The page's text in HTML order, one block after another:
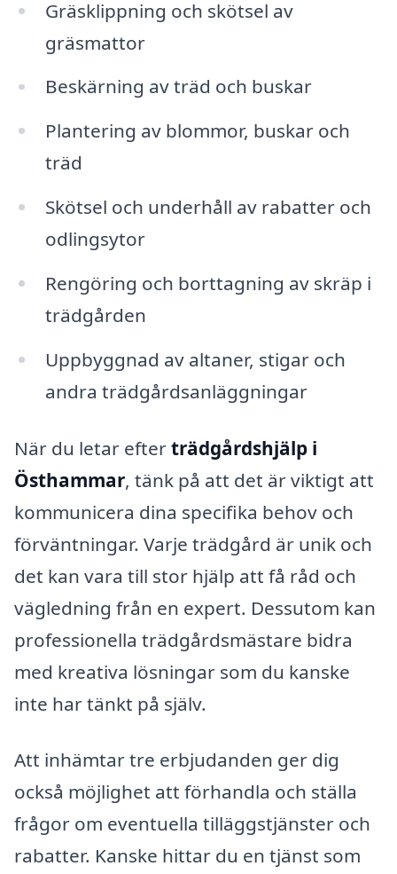
Gräsklippning och skötsel av
gräsmattor
Beskärning av träd och buskar
Plantering av blommor, buskar och
träd
Skötsel och underhåll av rabatter och
odlingsytor
Rengöring och borttagning av skräp i
trädgården
Uppbyggnad av altaner, stigar och
andra trädgårdsanläggningar
När du letar efterträdgårdshjälp i
Östhammar, tänk på att det är viktigt att
kommunicera dina specifika behov och
förväntningar. Varje trädgård är unik och
det kan vara till stor hjälp att få råd och
vägledning från en expert. Dessutom kan
professionella trädgårdsmästare bidra
med kreativa lösningar som du kanske
inte har tänkt på själv.
Att inhämtar tre erbjudanden ger dig
också möjlighet att förhandla och ställa
frågor om eventuella tilläggstjänster och
rabatter. Kanske hittar du en tjänst som